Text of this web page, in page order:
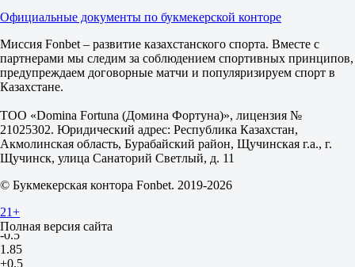
Сеты
М
2.5
2.70
1.40
-
Дугаз А
Сегодня в 14:30
1.80
1.95
Фора
1
2
-0.5
1.85
+0.5
Официальные документы по букмекерской конторе
Миссия Fonbet – развитие казахстанского спорта. Вместе с
партнерами мы следим за соблюдением спортивных принципов,
предупреждаем договорные матчи и популяризируем спорт в
Казахстане.
ТОО «Domina Fortuna (Домина Фортуна)», лицензия №
21025302. Юридический адрес: Республика Казахстан,
Акмолинская область, Бурабайский район, Щучинская г.а., г.
Щучинск, улица Санаторий Светлый, д. 11
© Букмекерская контора Fonbet. 2019-2026
21+
Полная версия сайта